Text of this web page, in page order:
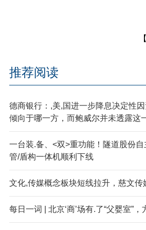
推荐阅读
德商银行：,美,国进一步降息决定性
倾向于哪一方，而鲍威尔并未透露这
一台装.备、<双>重功能！隧道股份
管/盾构一体机顺利下线
文化,传媒概念板块短线拉升，慈文传
每日一词 | 北京‘商’场有.了“父婴室”，